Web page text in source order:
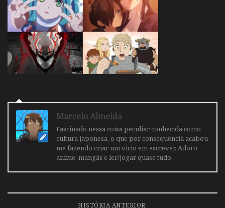
Marcelo Almeida
Fascinado nessa coisa peculiar conhecida como
cultura japonesa, o que por consequência acabou
me fazendo criar um vicio em escrever. Adoro
anime, mangás e ler/jogar quase tudo.
HISTÓRIA ANTERIOR